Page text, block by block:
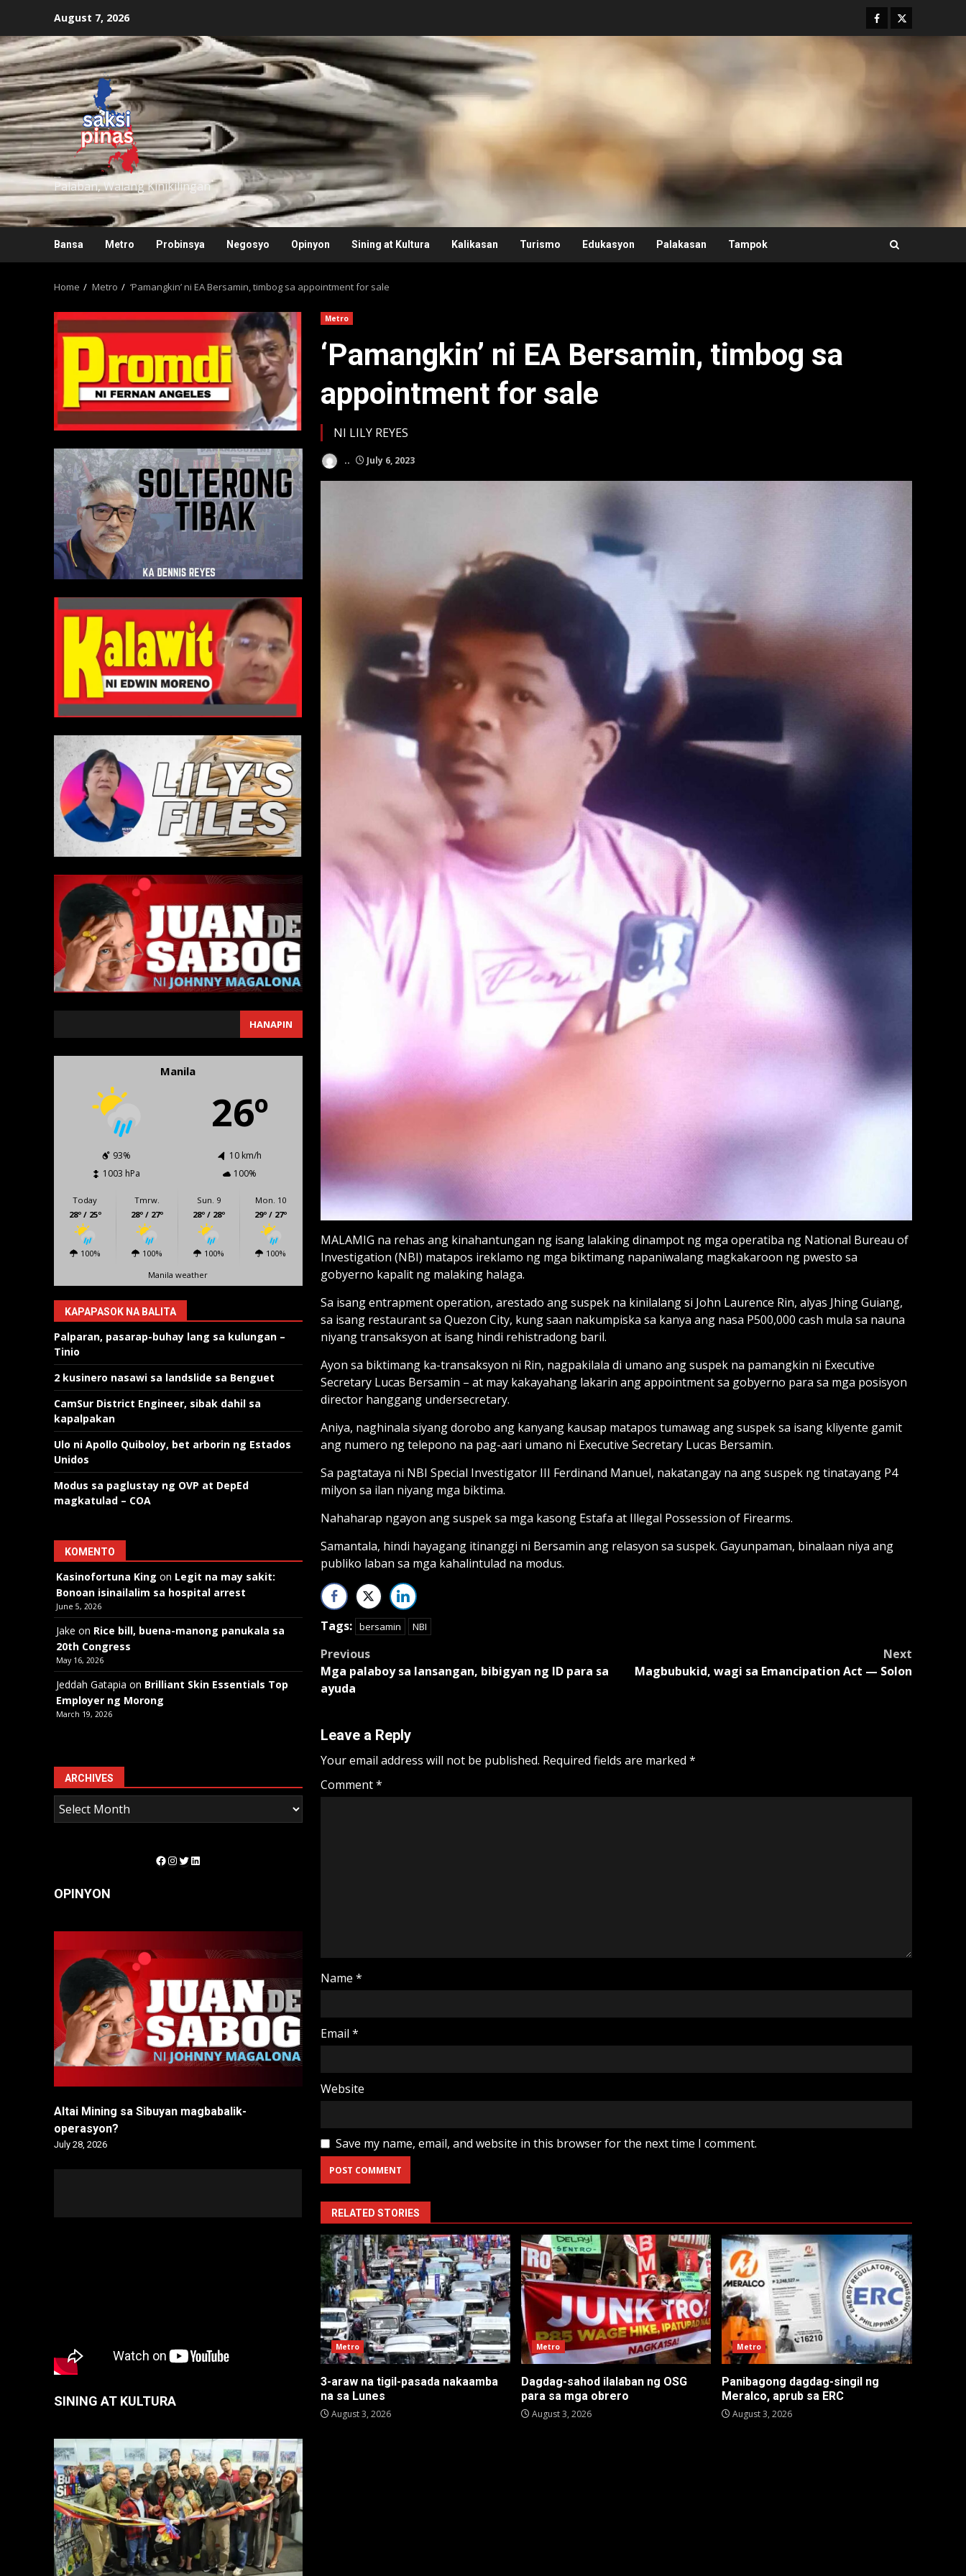
content
August 7, 2026 Facebook
Twitter
Palaban, Walang Kinikilingan
Bansa Metro Probinsya Negosyo Opinyon Sining at Kultura Kalikasan Turismo Edukasyon Palakasan Tampok
Home Metro ‘Pamangkin’ ni EA Bersamin, timbog sa appointment for sale
Metro
‘Pamangkin’ ni EA Bersamin, timbog sa
appointment for sale
NI LILY REYES
.. July 6, 2023
MALAMIG na rehas ang kinahantungan ng isang lalaking dinampot ng mga operatiba ng National Bureau of
Investigation (NBI) matapos ireklamo ng mga biktimang napaniwalang magkakaroon ng pwesto sa
gobyerno kapalit ng malaking halaga.
Sa isang entrapment operation, arestado ang suspek na kinilalang si John Laurence Rin, alyas Jhing Guiang,
sa isang restaurant sa Quezon City, kung saan nakum­piska sa kanya ang nasa P500,000 cash mula sa nauna
niyang transaksyon at isang hindi rehistradong baril.
Ayon sa biktimang ka-transaksyon ni Rin, nagpakilala di umano ang suspek na pamangkin ni Executive
Secretary Lucas Bersamin – at may kakayahang lakarin ang appointment sa gobyerno para sa mga posisyon
director hanggang undersecretary.
Aniya, naghinala siyang dorobo ang kanyang kausap matapos tumawag ang suspek sa isang kliyente gamit
ang numero ng telepono na pag-aari umano ni ­Executive Secretary Lucas Bersamin.
Sa pagtataya ni NBI Special Investigator III Ferdinand Manuel, nakatangay na ang suspek ng tinatayang P4
milyon sa ilan niyang mga biktima.
Nahaharap ngayon ang suspek sa mga kasong Estafa at Illegal Possession of Firearms.
Samantala, hindi hayagang itinanggi ni Bersamin ang relasyon sa suspek. Gayunpaman, binalaan niya ang
publiko laban sa mga kahalintulad na modus.
Tags: bersamin NBI
Post
navigation
Previous
Mga palaboy sa lansangan, bibigyan ng ID para sa
ayuda
Next
Magbubukid, wagi sa Emancipation Act — Solon
Leave a Reply
Your email address will not be published. Required fields are marked *
Comment*
Name *
Email *
Website
Save my name, email, and website in this browser for the next time I comment.
RELATED STORIES
Metro
3-araw na tigil-pasada nakaamba
na sa Lunes
August 3, 2026
Metro
Dagdag-sahod ilalaban ng OSG
para sa mga obrero
August 3, 2026
Metro
Panibagong dagdag-singil ng
Meralco, aprub sa ERC
August 3, 2026
HANAPIN
Manila
26º
93%
10 km/h
1003 hPa
100%
Today
28º / 25º
100%
Tmrw.
28º / 27º
100%
Sun. 9
28º / 28º
100%
Mon. 10
29º / 27º
100%
Manila weather
KAPAPASOK NA BALITA
Palparan, pasarap-buhay lang sa kulungan –
Tinio
2 kusinero nasawi sa landslide sa Benguet
CamSur District Engineer, sibak dahil sa
kapalpakan
Ulo ni Apollo Quiboloy, bet arborin ng Estados
Unidos
Modus sa paglustay ng OVP at DepEd
magkatulad – COA
KOMENTO
Kasinofortuna King on Legit na may sakit:
Bonoan isinailalim sa hospital arrest
June 5, 2026
Jake on Rice bill, buena-manong panukala sa
20th Congress
May 16, 2026
Jeddah Gatapia on Brilliant Skin Essentials Top
Employer ng Morong
March 19, 2026
ARCHIVES
Facebook
Instagram
Twitter
LinkedIn
OPINYON
Altai Mining sa Sibuyan magbabalik-
operasyon?
July 28, 2026
SINING AT KULTURA